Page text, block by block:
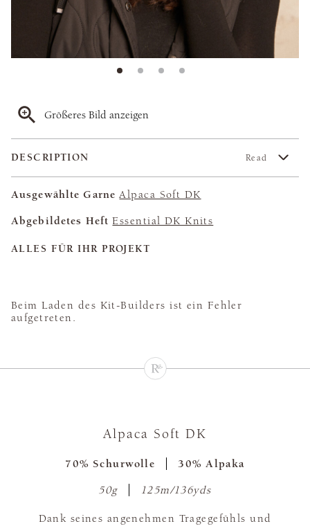
Größeres Bild anzeigen
DESCRIPTION Read
Ausgewählte Garne Alpaca Soft DK
Abgebildetes Heft Essential DK Knits
ALLES FÜR IHR PROJEKT
Beim Laden des Kit-Builders ist ein Fehler
aufgetreten.
Alpaca Soft DK
70% Schurwolle 30% Alpaka
50g 125m/136yds
Dank seines angenehmen Tragegefühls und